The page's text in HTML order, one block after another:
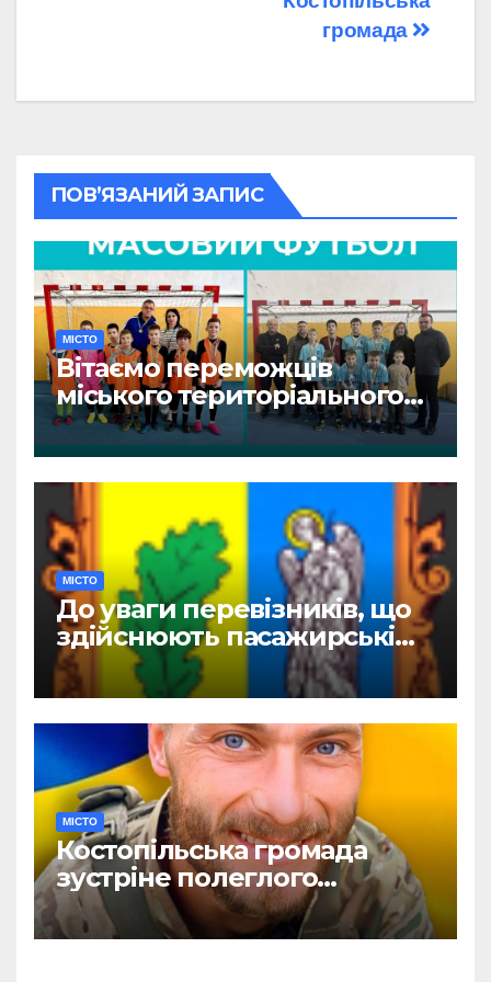
громада
ПОВ’ЯЗАНИЙ ЗАПИС
МІСТО
Вітаємо переможців
міського територіального
етапу змагань «Пліч-о-пліч:
Всеукраїнські шкільні ліги»
МІСТО
До уваги перевізників, що
здійснюють пасажирські
перевезення
МІСТО
Костопільська громада
зустріне полеглого
головного сержанта Сергія
Василюка